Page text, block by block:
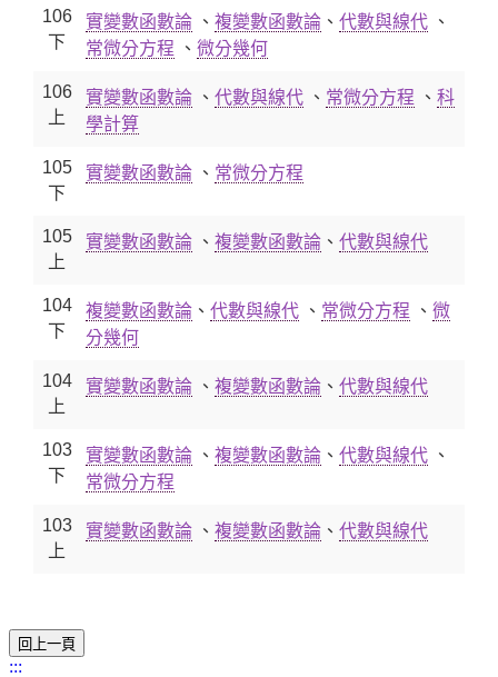
106
下
實變數函數論 、 複變數函數論 、 代數與線代 、
常微分方程 、 微分幾何
106
上
實變數函數論 、 代數與線代 、 常微分方程 、 科
學計算
105
下
實變數函數論 、 常微分方程
105
上
實變數函數論 、 複變數函數論 、 代數與線代
104
下
複變數函數論 、 代數與線代 、 常微分方程 、 微
分幾何
104
上
實變數函數論 、 複變數函數論 、 代數與線代
103
下
實變數函數論 、 複變數函數論 、 代數與線代 、
常微分方程
103
上
實變數函數論 、 複變數函數論 、 代數與線代
:::